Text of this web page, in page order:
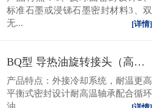
标准石墨或浸锑石墨密封材料3、双
无...
[详情]
BQ型 导热油旋转接头（高温高速旋转接头）
产品特点：外接冷却系统，耐温更高
平衡式密封设计耐高温轴承配合循环
油...